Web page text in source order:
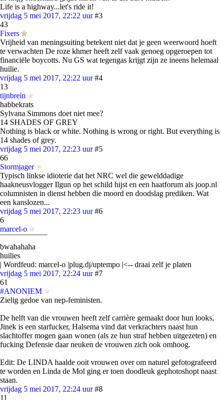
Life is a highway...let's ride it!
vrijdag 5 mei 2017, 22:22 uur #3
43
Fixers
Vrijheid van meningsuiting betekent niet dat je geen weerwoord hoeft
te verwachten De roze khmer heeft zelf vaak genoeg opgeroepen tot
financiële boycotts. Nu GS wat tegengas krijgt zijn ze ineens helemaal
huilie.
vrijdag 5 mei 2017, 22:22 uur #4
13
tijnbrein
habbekrats
Sylvana Simmons doet niet mee?
14 SHADES OF GREY
Nothing is black or white. Nothing is wrong or right. But everything is
14 shades of grey.
vrijdag 5 mei 2017, 22:23 uur #5
66
Stormjager
Typisch linkse idioterie dat het NRC wel die gewelddadige
haakneusvlogger Ilgun op het schild hijst en een haatforum als joop.nl
columnisten in dienst hebben die moord en doodslag prediken. Wat
een kanslozen...
vrijdag 5 mei 2017, 22:23 uur #6
6
marcel-o
¯¯¯¯¯¯¯¯¯¯¯¯
bwahahaha
huilies
| Wordfeud: marcel-o |plug.dj/uptempo |<-- draai zelf je platen
vrijdag 5 mei 2017, 22:24 uur #7
61
#ANONIEM
Zielig gedoe van nep-feministen.
De helft van die vrouwen heeft zelf carrière gemaakt door hun looks,
Jinek is een starfucker, Halsema vind dat verkrachters naast hun
slachtoffer mogen gaan wonen (als ze hun straf hebben uitgezeten) en
fucking Defensie daar neuken de vrouwen zich ook omhoog.
Edit: De LINDA haalde ooit vrouwen over om naturel gefotografeerd
te worden en Linda de Mol ging er toen doodleuk gephotoshopt naast
staan.
vrijdag 5 mei 2017, 22:24 uur #8
11